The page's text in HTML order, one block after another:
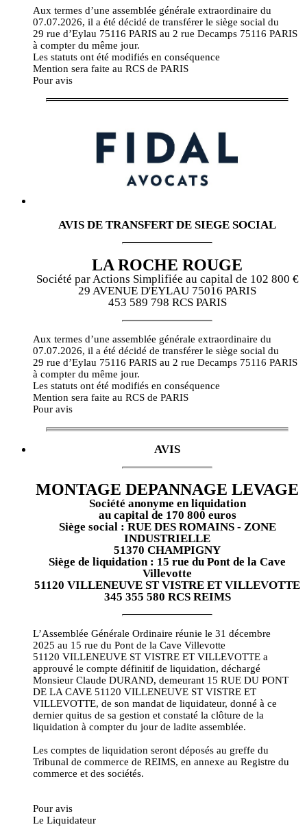
Aux termes d’une assemblée générale extraordinaire du
07.07.2026, il a été décidé de transférer le siège social du
29 rue d’Eylau 75116 PARIS au 2 rue Decamps 75116 PARIS
à compter du même jour.
Les statuts ont été modifiés en conséquence
Mention sera faite au RCS de PARIS
Pour avis
AVIS DE TRANSFERT DE SIEGE SOCIAL
LA ROCHE ROUGE
Société par Actions Simplifiée au capital de 102 800 €
29 AVENUE D'EYLAU 75016 PARIS
453 589 798 RCS PARIS
Aux termes d’une assemblée générale extraordinaire du
07.07.2026, il a été décidé de transférer le siège social du
29 rue d’Eylau 75116 PARIS au 2 rue Decamps 75116 PARIS
à compter du même jour.
Les statuts ont été modifiés en conséquence
Mention sera faite au RCS de PARIS
Pour avis
AVIS
MONTAGE DEPANNAGE LEVAGE
Société anonyme en liquidation
au capital de 170 800 euros
Siège social : RUE DES ROMAINS - ZONE
INDUSTRIELLE
51370 CHAMPIGNY
Siège de liquidation : 15 rue du Pont de la Cave
Villevotte
51120 VILLENEUVE ST VISTRE ET VILLEVOTTE
345 355 580 RCS REIMS
L’Assemblée Générale Ordinaire réunie le 31 décembre
2025 au 15 rue du Pont de la Cave Villevotte
51120 VILLENEUVE ST VISTRE ET VILLEVOTTE a
approuvé le compte définitif de liquidation, déchargé
Monsieur Claude DURAND, demeurant 15 RUE DU PONT
DE LA CAVE 51120 VILLENEUVE ST VISTRE ET
VILLEVOTTE, de son mandat de liquidateur, donné à ce
dernier quitus de sa gestion et constaté la clôture de la
liquidation à compter du jour de ladite assemblée.
Les comptes de liquidation seront déposés au greffe du
Tribunal de commerce de REIMS, en annexe au Registre du
commerce et des sociétés.
Pour avis
Le Liquidateur